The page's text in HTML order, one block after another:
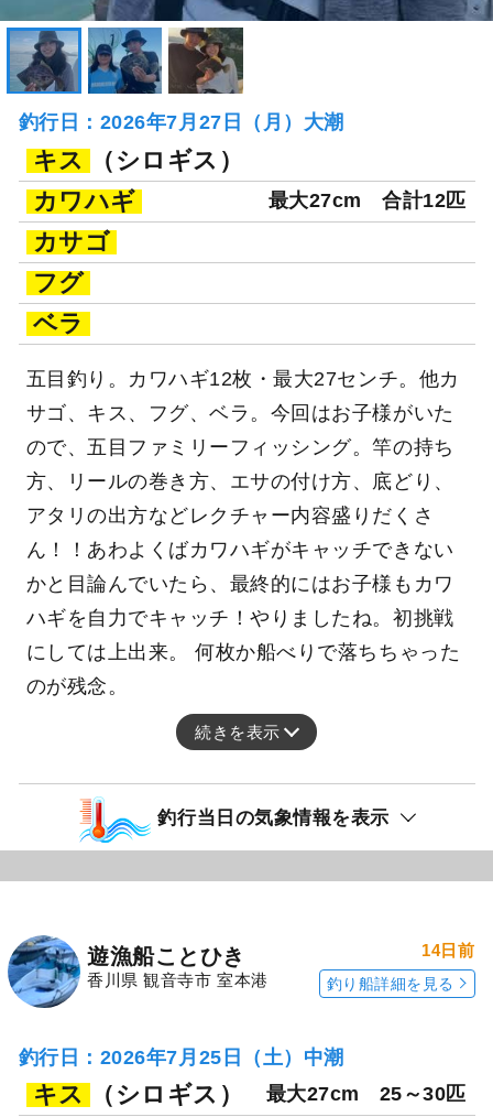
釣行日：2026年7月27日（月）大潮
キス
（シロギス）
カワハギ
最大27cm 合計12匹
カサゴ
フグ
ベラ
五目釣り。カワハギ12枚・最大27センチ。他カ
サゴ、キス、フグ、ベラ。今回はお子様がいた
ので、五目ファミリーフィッシング。竿の持ち
方、リールの巻き方、エサの付け方、底どり、
アタリの出方などレクチャー内容盛りだくさ
ん！！あわよくばカワハギがキャッチできない
かと目論んでいたら、最終的にはお子様もカワ
ハギを自力でキャッチ！やりましたね。初挑戦
にしては上出来。 何枚か船べりで落ちちゃった
のが残念。
続きを表示
釣行当日の気象情報を表示
遊漁船ことひき
香川県 観音寺市 室本港
14日前
釣り船詳細を見る
釣行日：2026年7月25日（土）中潮
キス （シロギス） 最大27cm 25～30匹